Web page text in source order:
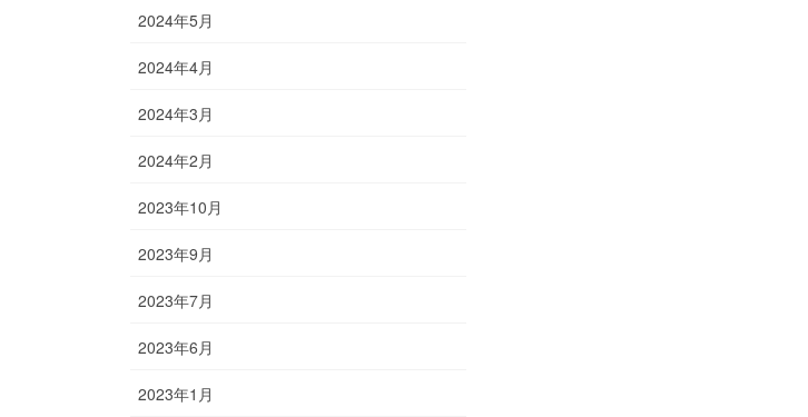
2024年5月
2024年4月
2024年3月
2024年2月
2023年10月
2023年9月
2023年7月
2023年6月
2023年1月